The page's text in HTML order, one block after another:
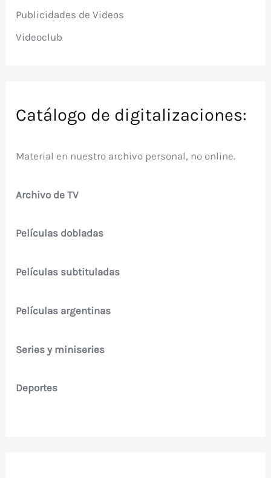
Publicidades de Videos
Videoclub
Catálogo de digitalizaciones:
Material en nuestro archivo personal, no online.
Archivo de TV
Películas dobladas
Películas subtituladas
Películas argentinas
Series y miniseries
Deportes